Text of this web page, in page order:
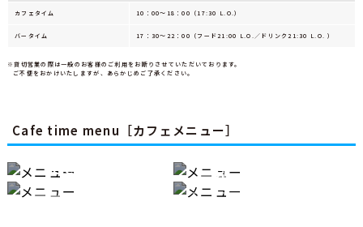
カフェタイム 10：00～18：00（17:30 L.O.）
バータイム 17：30～22：00 （フード21:00 L.O.／ドリンク21:30 L.O. ）
※貸切営業の際は一般のお客様のご利用をお断りさせていただいております。
ご不便をおかけいたしますが、あらかじめご了承ください。
Cafe time menu［カフェメニュー］
Seasonal
Desserts
季節のメニュー
Food Rilakkuma